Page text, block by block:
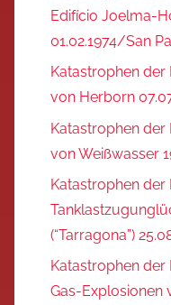
Edifício Joelma-
01.02.1974/San
Katastrophen der
von Herborn
Katastrophen der
von Weißwasser
Katastrophen der
(“Tarragona”)
Katastrophen der
Gas-Explosionen